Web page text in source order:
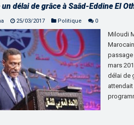
un délai de grâce à Saâd-Eddine El
25/03/2017 Politique 0
Miloudi
passage
mars
délai de